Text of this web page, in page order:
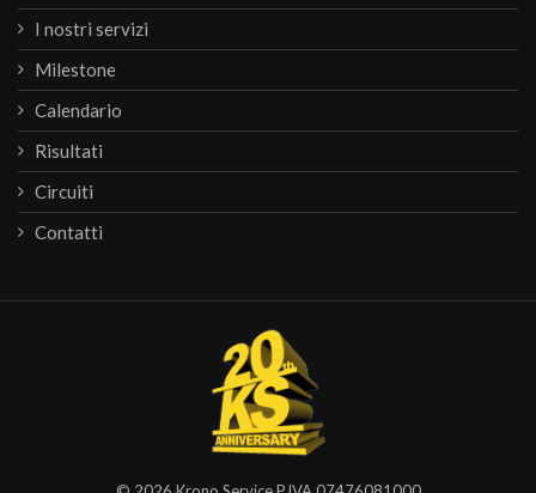
I nostri servizi
Milestone
Calendario
Risultati
Circuiti
Contatti